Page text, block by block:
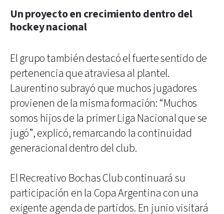
Un proyecto en crecimiento dentro del
hockey nacional
El grupo también destacó el fuerte sentido de
pertenencia que atraviesa al plantel.
Laurentino subrayó que muchos jugadores
provienen de la misma formación: “Muchos
somos hijos de la primer Liga Nacional que se
jugó”, explicó, remarcando la continuidad
generacional dentro del club.
El Recreativo Bochas Club continuará su
participación en la Copa Argentina con una
exigente agenda de partidos. En junio visitará